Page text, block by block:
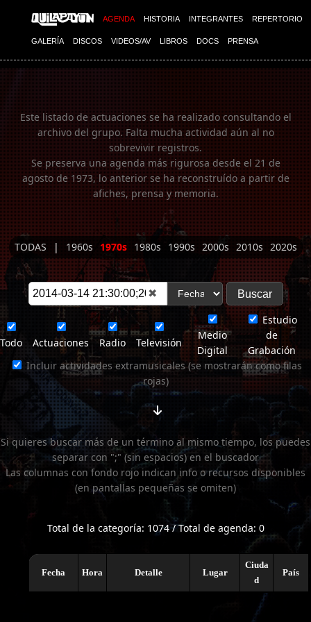
AGENDA HISTORIA INTEGRANTES REPERTORIO
GALERÍA DISCOS VIDEOS/AV LIBROS DOCS PRENSA
Imagen 01
Este listado de actuaciones se ha realizado consultando el
archivo del grupo. Falta mucha actividad aún al no
sobrevivir registros.
Se preserva una agenda más rigurosa desde el 21 de
agosto de 1973, lo anterior se ha reconstruído a partir de
afiches, prensa y memoria.
TODAS | 1960s 1970s 1980s 1990s 2000s 2010s 2020s
✖
Todo Actuaciones Radio Televisión
Medio
Digital
Estudio
de
Grabación
Incluir actividades extramusicales (se mostrarán como filas
rojas)
Si quieres buscar más de un término al mismo tiempo, los puedes
separar con ";" (sin espacios) en el buscador
Las columnas con fondo rojo indican info o recursos disponibles
(en pantallas pequeñas se omiten)
Total de la categoría: 1074 / Total de agenda: 0
Fecha Hora Detalle Lugar
Ciuda
d
País